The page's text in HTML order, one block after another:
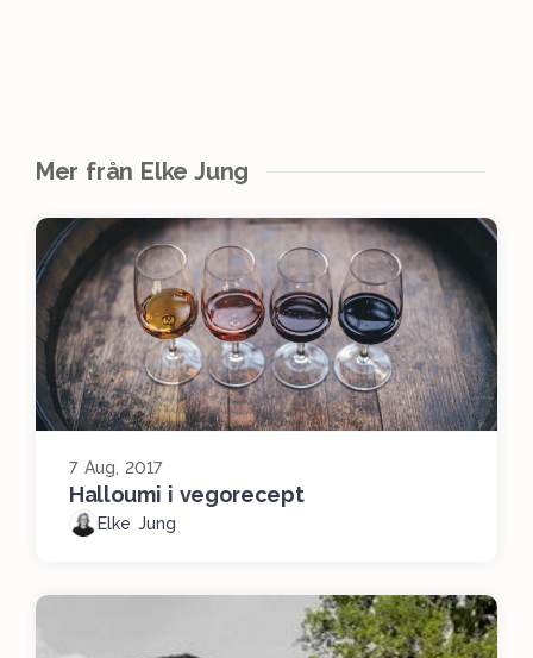
Mer från Elke Jung
7 Aug, 2017
Halloumi i vegorecept
Elke Jung